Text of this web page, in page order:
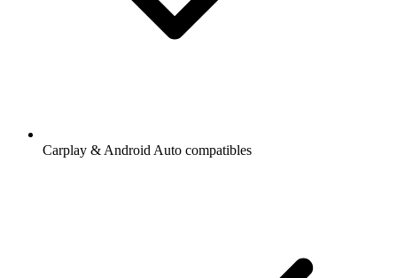
Carplay & Android Auto compatibles